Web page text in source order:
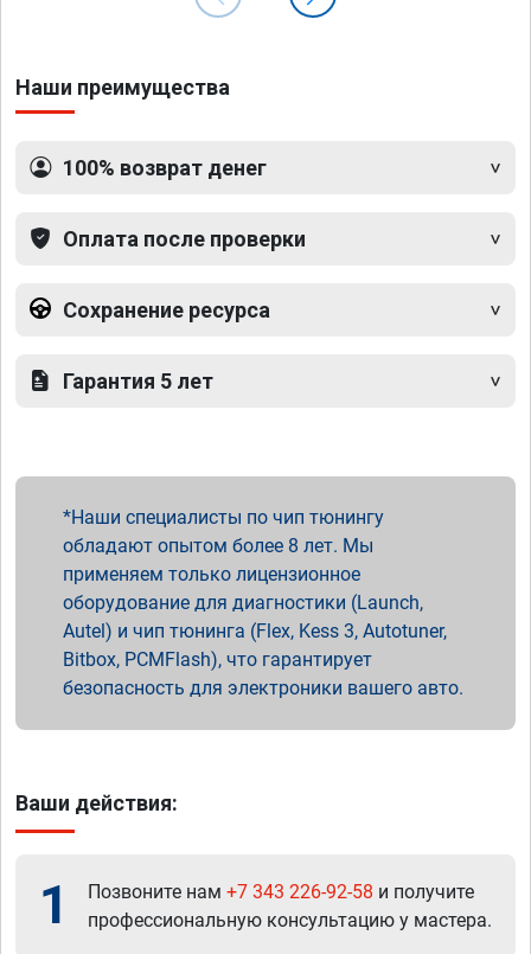
Наши преимущества
100% возврат денег
Оплата после проверки
Сохранение ресурса
Гарантия 5 лет
Наши специалисты по чип тюнингу
обладают опытом более 8 лет. Мы
применяем только лицензионное
оборудование для диагностики (Launch,
Autel) и чип тюнинга (Flex, Kess 3, Autotuner,
Bitbox, PCMFlash), что гарантирует
безопасность для электроники вашего авто.
Ваши действия:
1 Позвоните нам +7 343 226-92-58 и получите
профессиональную консультацию у мастера.